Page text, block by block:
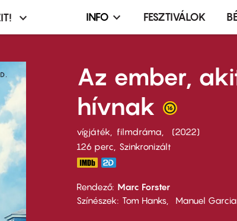
Infó,
terembérlés
menü
INFO FESZTIVÁLOK
Az ember,
hívnak
vígjáték filmdráma
2022
126 perc,
Szinkronizált
Rendező Marc Forster
Színészek
Tom Hanks Manuel